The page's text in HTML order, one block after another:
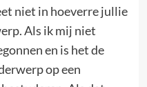
niet in hoeverre jullie
Als ik mij niet
en is het de
op een